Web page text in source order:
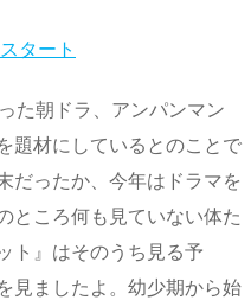
タート
た朝ドラ、アンパンマン
題材にしているとのことで
だったか、今年はドラマを
ところ何も見ていない体た
ト』はそのうち見る予
見ましたよ。幼少期から始